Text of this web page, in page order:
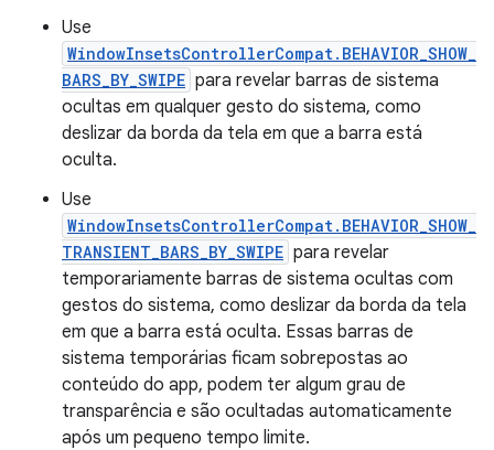
Use
WindowInsetsControllerCompat.BEHAVIOR_SHOW_
BARS_BY_SWIPE para revelar barras de sistema
ocultas em qualquer gesto do sistema, como
deslizar da borda da tela em que a barra está
oculta.
Use
WindowInsetsControllerCompat.BEHAVIOR_SHOW_
TRANSIENT_BARS_BY_SWIPE para revelar
temporariamente barras de sistema ocultas com
gestos do sistema, como deslizar da borda da tela
em que a barra está oculta. Essas barras de
sistema temporárias ficam sobrepostas ao
conteúdo do app, podem ter algum grau de
transparência e são ocultadas automaticamente
após um pequeno tempo limite.